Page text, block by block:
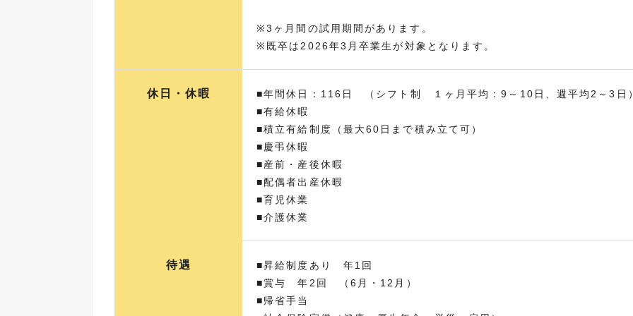
※3ヶ月間の試用期間があります。
※既卒は2026年3月卒業生が対象となります。
休日・休暇
■年間休日：116日 （シフト制 １ヶ月平均：9～10日、週平均2～3日
■有給休暇
■積立有給制度（最大60日まで積み立て可）
■慶弔休暇
■産前・産後休暇
■配偶者出産休暇
■育児休業
■介護休業
待遇
■昇給制度あり 年1回
■賞与 年2回 （6月・12月）
■帰省手当